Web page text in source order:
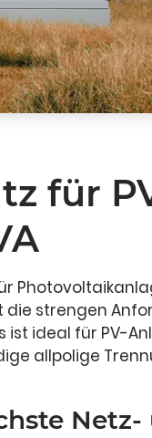
für
die strengen
ist ideal für PV-
allpolige
Netz-